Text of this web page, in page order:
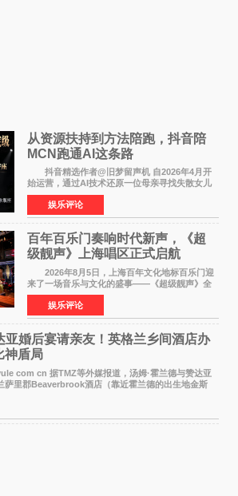
从资源扶持到方法陪跑，抖音陪
MCN跑通AI这条路
抖音精选作者@旧梦留声机 自2026年4月开
始运营，通过AI技术还原一位母亲寻找失散女儿
的故事，凭借强情感表达获得大量用户关注，发
布仅21小时便获得超1亿曝光、超1000万互动。
此后，账号持续沿
娱乐评论
百年百乐门奏响时代新声，《超
级靓声》上海唱区正式启航
2026年8月5日，上海百年文化地标百乐门迎
来了一场音乐与文化的盛事——《超级靓声》全
国励志音乐公益节目上海唱区新闻发布会暨启动
仪式在此隆重举行。各界领导、嘉宾与媒体朋友
齐聚一堂，共同
娱乐评论
亚婚后宴请亲友！英格兰乡间酒店办
神盾局
com cn 据TMZ等外媒报道，汤姆·霍兰德与赞达亚
萨里郡Beaverbrook酒店（靠近霍兰德的出生地金斯
友们喝喜酒，庆祝